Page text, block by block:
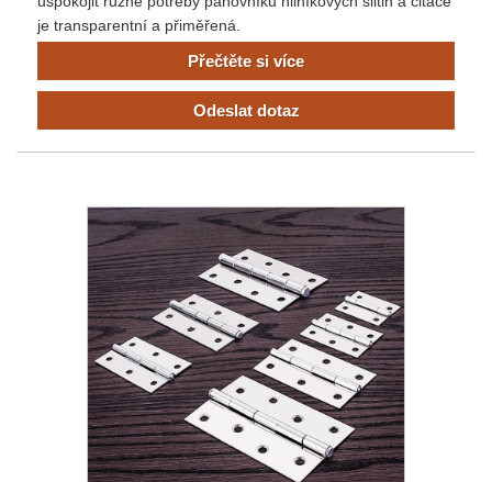
je transparentní a přiměřená.
Přečtěte si více
Odeslat dotaz